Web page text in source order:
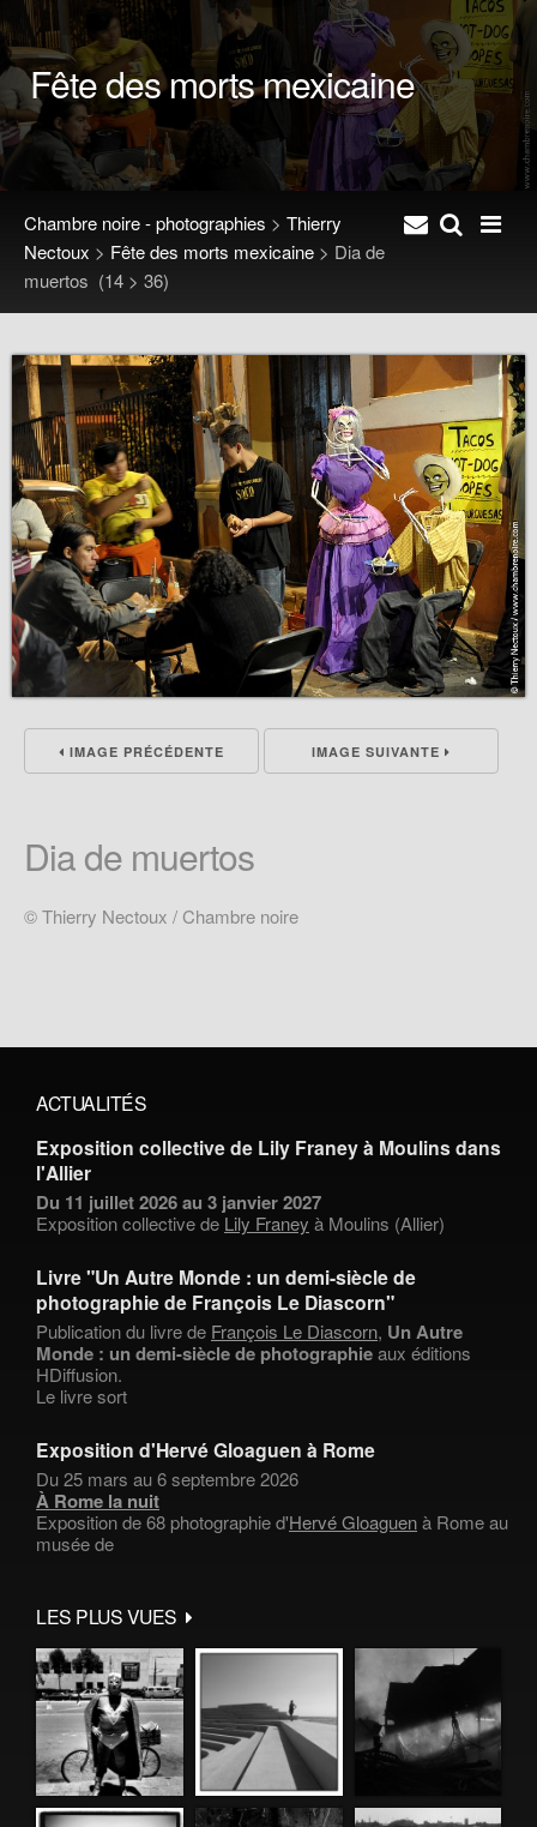
Fête des morts mexicaine
Chambre noire - photographies > Thierry
Nectoux > Fête des morts mexicaine > Dia de
muertos (14 > 36)
IMAGE PRÉCÉDENTE IMAGE SUIVANTE
Dia de muertos
© Thierry Nectoux / Chambre noire
ACTUALITÉS
Exposition collective de Lily Franey à Moulins dans
l'Allier
Du 11 juillet 2026 au 3 janvier 2027
Exposition collective de Lily Franey à Moulins (Allier)
Livre "Un Autre Monde : un demi-siècle de
photographie de François Le Diascorn"
Publication du livre de François Le Diascorn, Un Autre
Monde : un demi-siècle de photographieaux éditions
HDiffusion.
Le livre sort
Exposition d'Hervé Gloaguen à Rome
Du 25 mars au 6 septembre 2026
À Rome la nuit
Exposition de 68 photographie d'Hervé Gloaguenà Rome au
musée de
LES PLUS VUES